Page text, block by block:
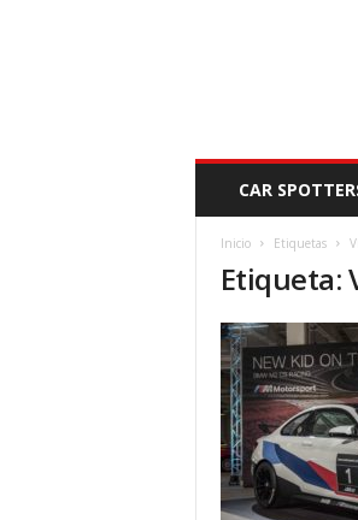
V
CAR
Inicio Etiquetas
Etiqueta: